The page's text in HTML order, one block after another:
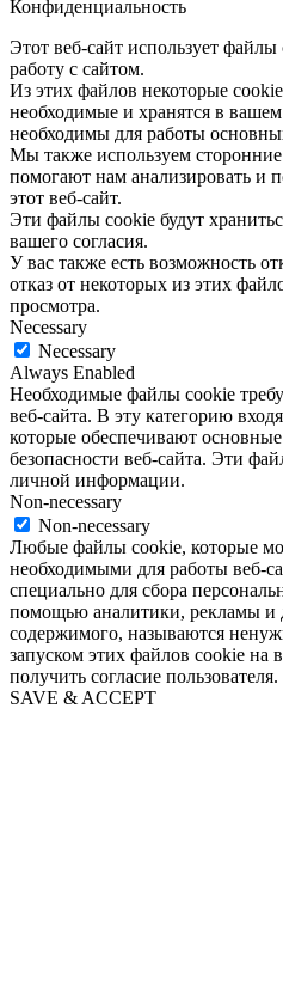
Конфиденциальность
Этот веб-сайт использует
работу с сайтом.
Из этих файлов некоторые
необходимые и хранятся в вашем
необходимы для работы
Мы также используем
помогают нам анализировать и
этот веб-сайт.
Эти файлы cookie будут
вашего согласия.
У вас также есть возможность
отказ от некоторых из этих
просмотра.
Necessary
Necessary
Always Enabled
Необходимые файлы cookie
веб-сайта. В эту категорию
которые обеспечивают
безопасности веб-сайта. Эти
личной информации.
Non-necessary
Non-necessary
Любые файлы cookie, которые
необходимыми для работы веб-
специально для сбора
помощью аналитики, рекламы и
содержимого, называются
запуском этих файлов cookie на
получить согласие пользователя.
SAVE & ACCEPT